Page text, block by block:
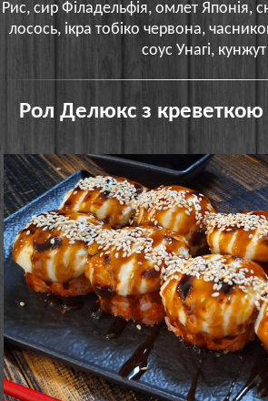
Рис, сир Філадельфія, омлет Японія,
лосось, ікра тобіко червона,
соус Унагі, кунжут
Рол Делюкс з